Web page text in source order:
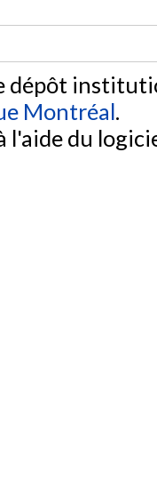
dépôt
Montréal.
l'aide du